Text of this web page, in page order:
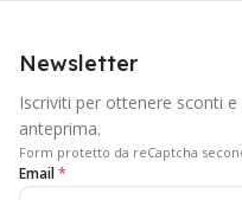
Newsletter
Iscriviti per ottenere sconti
anteprima.
Form protetto da reCaptcha
Email*